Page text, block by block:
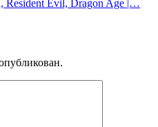
Resident Evil, Dragon Age |…